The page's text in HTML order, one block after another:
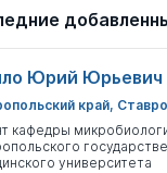
Юрий Юрьевич
край,
кафедры
университета